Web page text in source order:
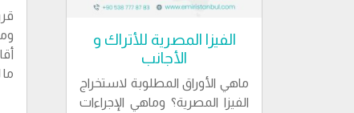
الفيزا المصرية للأتراك و
الأجانب
ماهي الأوراق المطلوبة لاستخراج
الفيزا المصرية؟ وماهي الإجراءات